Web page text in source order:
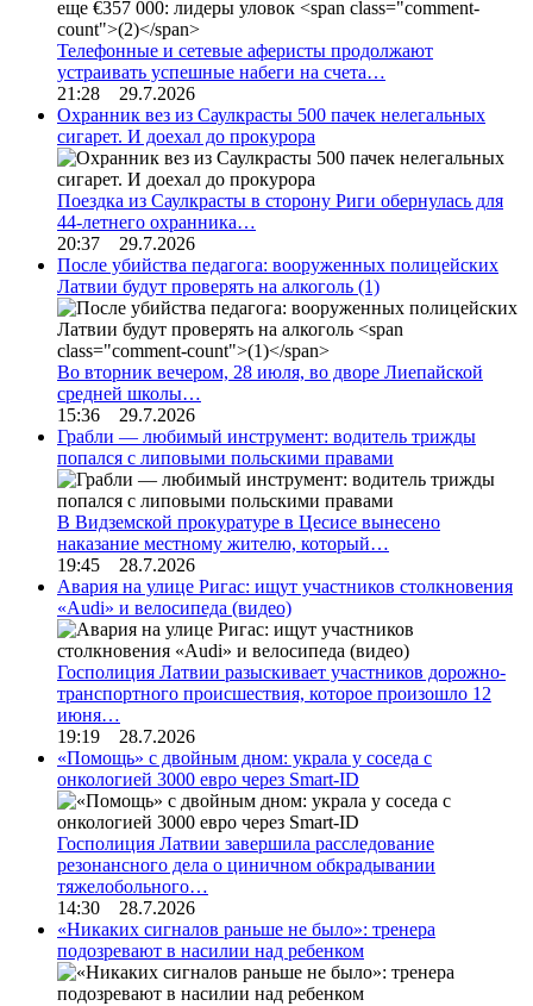
Телефонные и сетевые аферисты продолжают
устраивать успешные набеги на счета…
21:28 29.7.2026
Охранник вез из Саулкрасты 500 пачек нелегальных
сигарет. И доехал до прокурора
Поездка из Саулкрасты в сторону Риги обернулась для
44-летнего охранника…
20:37 29.7.2026
После убийства педагога: вооруженных полицейских
Латвии будут проверять на алкоголь (1)
Во вторник вечером, 28 июля, во дворе Лиепайской
средней школы…
15:36 29.7.2026
Грабли — любимый инструмент: водитель трижды
попался с липовыми польскими правами
В Видземской прокуратуре в Цесисе вынесено
наказание местному жителю, который…
19:45 28.7.2026
Авария на улице Ригас: ищут участников столкновения
«Audi» и велосипеда (видео)
Госполиция Латвии разыскивает участников дорожно-
транспортного происшествия, которое произошло 12
июня…
19:19 28.7.2026
«Помощь» с двойным дном: украла у соседа с
онкологией 3000 евро через Smart-ID
Госполиция Латвии завершила расследование
резонансного дела о циничном обкрадывании
тяжелобольного…
14:30 28.7.2026
«Никаких сигналов раньше не было»: тренера
подозревают в насилии над ребенком